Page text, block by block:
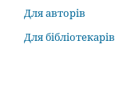
Для авторів
Для бібліотекарів